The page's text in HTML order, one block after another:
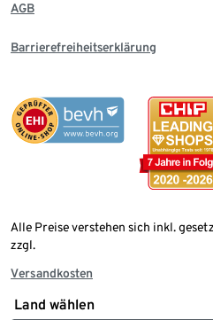
AGB
Barrierefreiheitserklärung
Alle Preise verstehen sich inkl.
zzgl.
Versandkosten
Land wählen